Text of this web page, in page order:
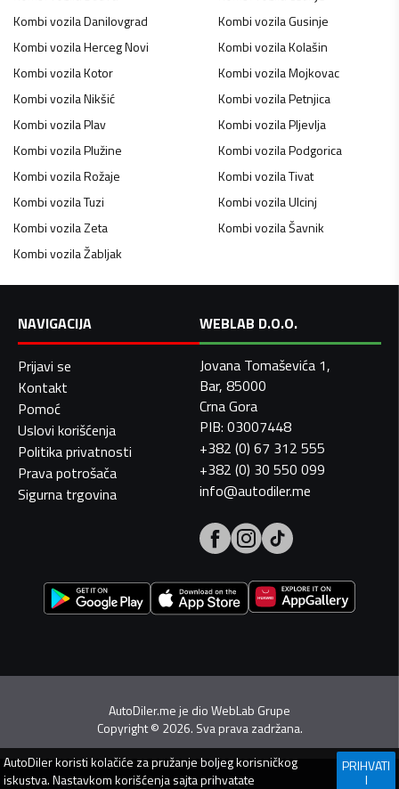
Kombi vozilaDanilovgrad Kombi vozilaGusinje
Kombi vozilaHerceg Novi Kombi vozilaKolašin
Kombi vozilaKotor Kombi vozilaMojkovac
Kombi vozilaNikšić Kombi vozilaPetnjica
Kombi vozilaPlav Kombi vozilaPljevlja
Kombi vozilaPlužine Kombi vozilaPodgorica
Kombi vozilaRožaje Kombi vozilaTivat
Kombi vozilaTuzi Kombi vozilaUlcinj
Kombi vozilaZeta Kombi vozilaŠavnik
Kombi vozilaŽabljak
NAVIGACIJA
Prijavi se
Kontakt
Pomoć
Uslovi korišćenja
Politika privatnosti
Prava potrošača
Sigurna trgovina
WEBLAB D.O.O.
Jovana Tomaševića 1,
Bar, 85000
Crna Gora
PIB: 03007448
+382 (0) 67 312 555
+382 (0) 30 550 099
info@autodiler.me
AutoDiler.me je dioWebLab Grupe
Copyright© 2026. Sva prava zadržana.
AutoDilerkoristi kolačiće za pružanje boljeg korisničkog
iskustva. Nastavkom korišćenja sajta prihvatate
PRIHVATI
I